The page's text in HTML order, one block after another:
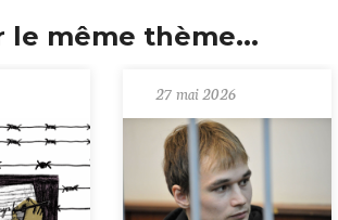
le même thème...
27 mai 2026